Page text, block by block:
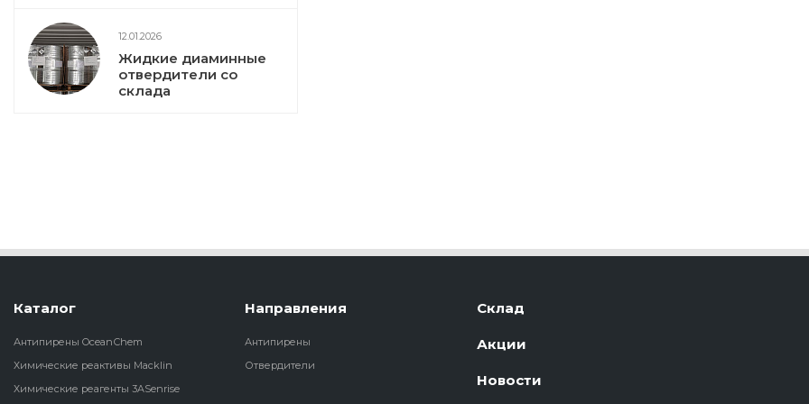
12.01.2026
Жидкие диаминные
отвердители со
склада
Каталог
Антипирены OceanСhem
Химические реактивы Macklin
Химические реагенты 3ASenrise
Направления
Антипирены
Отвердители
Склад
Акции
Новости